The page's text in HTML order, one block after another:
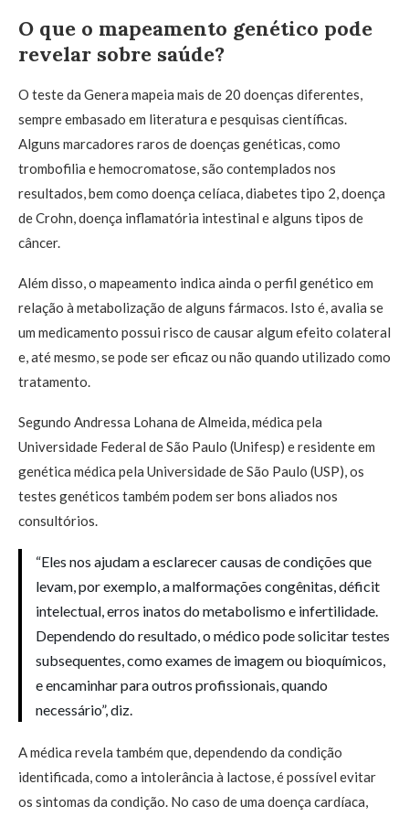
O que o mapeamento genético pode
revelar sobre saúde?
O teste da Genera mapeia mais de 20 doenças diferentes,
sempre embasado em literatura e pesquisas científicas.
Alguns marcadores raros de doenças genéticas, como
trombofilia e hemocromatose, são contemplados nos
resultados, bem como doença celíaca, diabetes tipo 2, doença
de Crohn, doença inflamatória intestinal e alguns tipos de
câncer.
Além disso, o mapeamento indica ainda o perfil genético em
relação à metabolização de alguns fármacos. Isto é, avalia se
um medicamento possui risco de causar algum efeito colateral
e, até mesmo, se pode ser eficaz ou não quando utilizado como
tratamento.
Segundo Andressa Lohana de Almeida, médica pela
Universidade Federal de São Paulo (Unifesp) e residente em
genética médica pela Universidade de São Paulo (USP), os
testes genéticos também podem ser bons aliados nos
consultórios.
“Eles nos ajudam a esclarecer causas de condições que
levam, por exemplo, a malformações congênitas, déficit
intelectual, erros inatos do metabolismo e infertilidade.
Dependendo do resultado, o médico pode solicitar testes
subsequentes, como exames de imagem ou bioquímicos,
e encaminhar para outros profissionais, quando
necessário”, diz.
A médica revela também que, dependendo da condição
identificada, como a intolerância à lactose, é possível evitar
os sintomas da condição. No caso de uma doença cardíaca,